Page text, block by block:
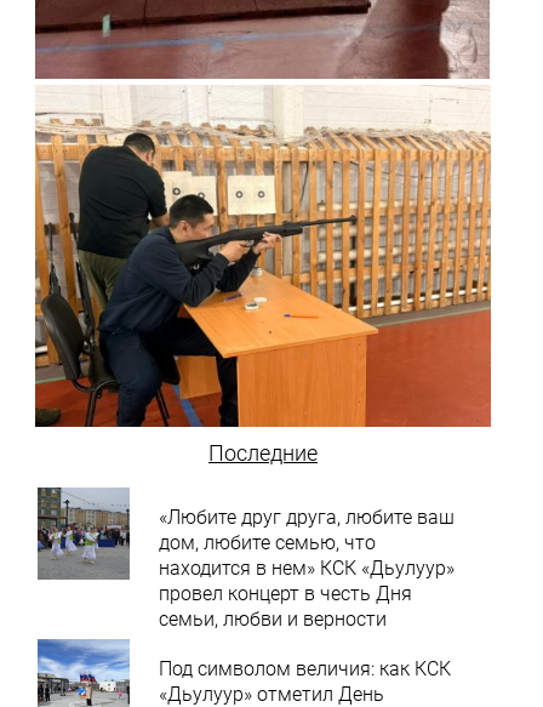
Последние
«Любите друг друга, любите ваш
дом, любите семью, что
находится в нем» КСК «Дьулуур»
провел концерт в честь Дня
семьи, любви и верности
Под символом величия: как КСК
«Дьулуур» отметил День